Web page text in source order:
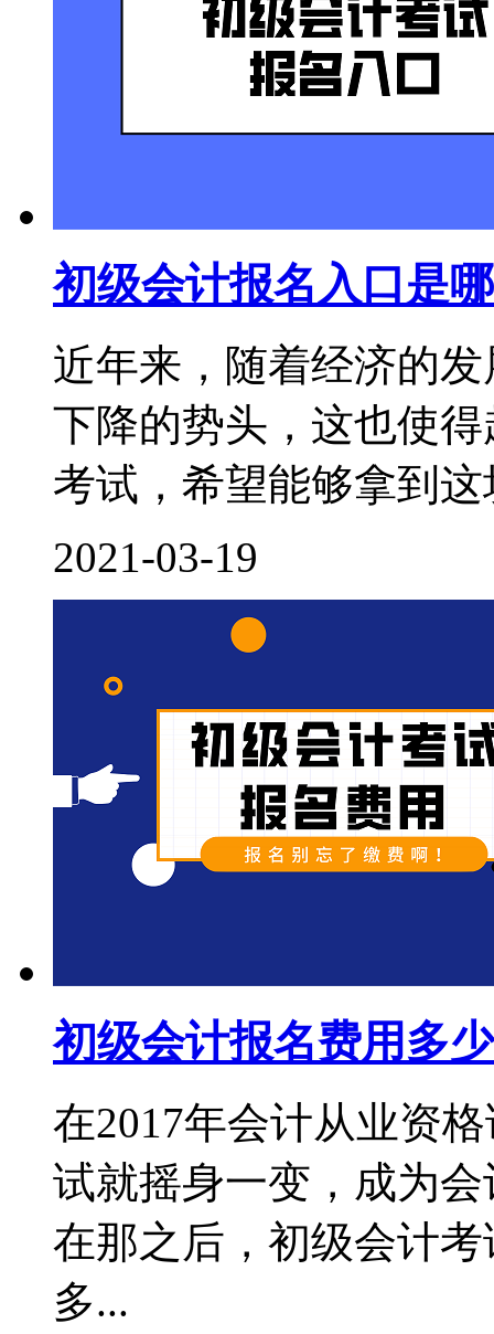
初级会计报名入口是
近年来，随着经济的
下降的势头，这也使
考试，希望能够拿到
2021-03-19
初级会计报名费用多
在2017年会计从业资
试就摇身一变，成为
在那之后，初级会计
多...